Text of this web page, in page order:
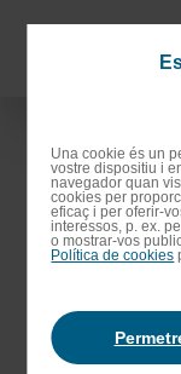
Una cookie és un
vostre dispositiu i
navegador quan
cookies per
eficaç i per oferir-
interessos, p. ex.
o mostrar-vos
Política de cookies